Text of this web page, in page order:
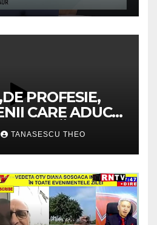
PROFESIE,
CARE ADUC
/
TANASESCU THEO